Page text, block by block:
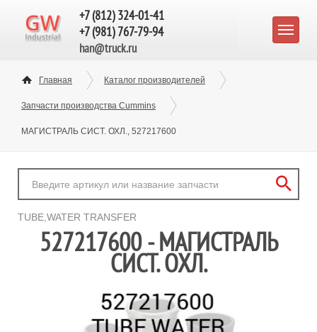
+7 (812) 324-01-41
+7 (981) 767-79-94
han@truck.ru
Главная Каталог производителей
Запчасти производства Cummins
МАГИСТРАЛЬ СИСТ. ОХЛ., 527217600
TUBE,WATER TRANSFER
527217600 - МАГИСТРАЛЬ
СИСТ. ОХЛ.